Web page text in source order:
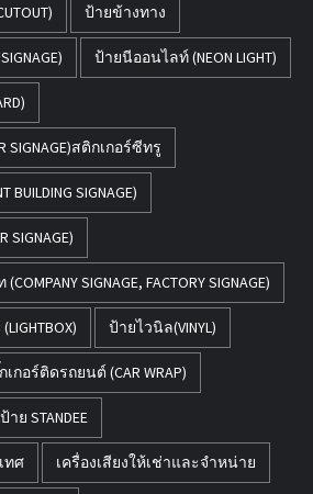
ป้ายข้างทาง
ป้ายนีออนไลท์ (NEON LIGHT)
SIGNAGE)สติกเกอร์ซีทรู
SIGNAGE)
SIGNAGE)
SIGNAGE, FACTORY SIGNAGE)
ป้ายไวนิล(VINYL)
เกอร์ติดรถยนต์ (CAR WRAP)
าย STANDEE
ทศ เครื่องเสียงให้เช่าและจำหน่าย